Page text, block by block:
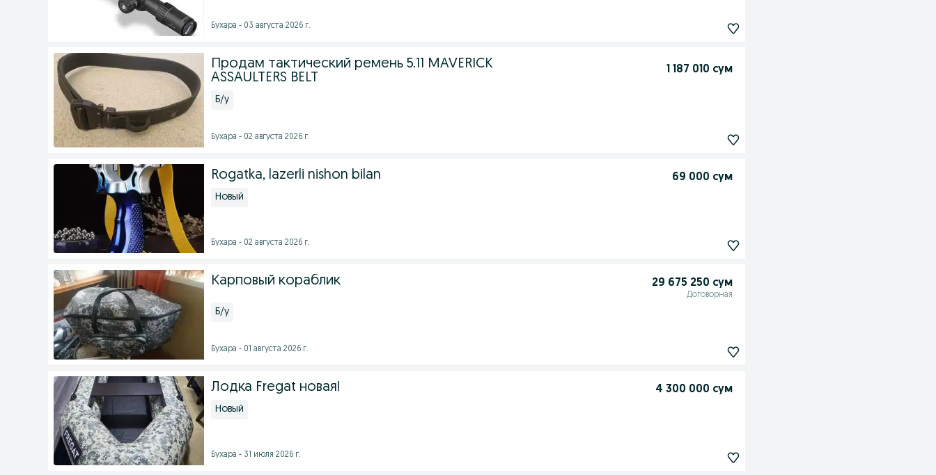
Бухара - 03 августа 2026 г.
Продам тактический ремень 5.11 MAVERICK
ASSAULTERS BELT
1 187 010 сум
Б/у
Бухара - 02 августа 2026 г.
Rogatka, lazerli nishon bilan 69 000 сум
Новый
Бухара - 02 августа 2026 г.
Карповый кораблик 29 675 250 сум
Договорная
Б/у
Бухара - 01 августа 2026 г.
Лодка Fregat новая! 4 300 000 сум
Новый
Бухара - 31 июля 2026 г.